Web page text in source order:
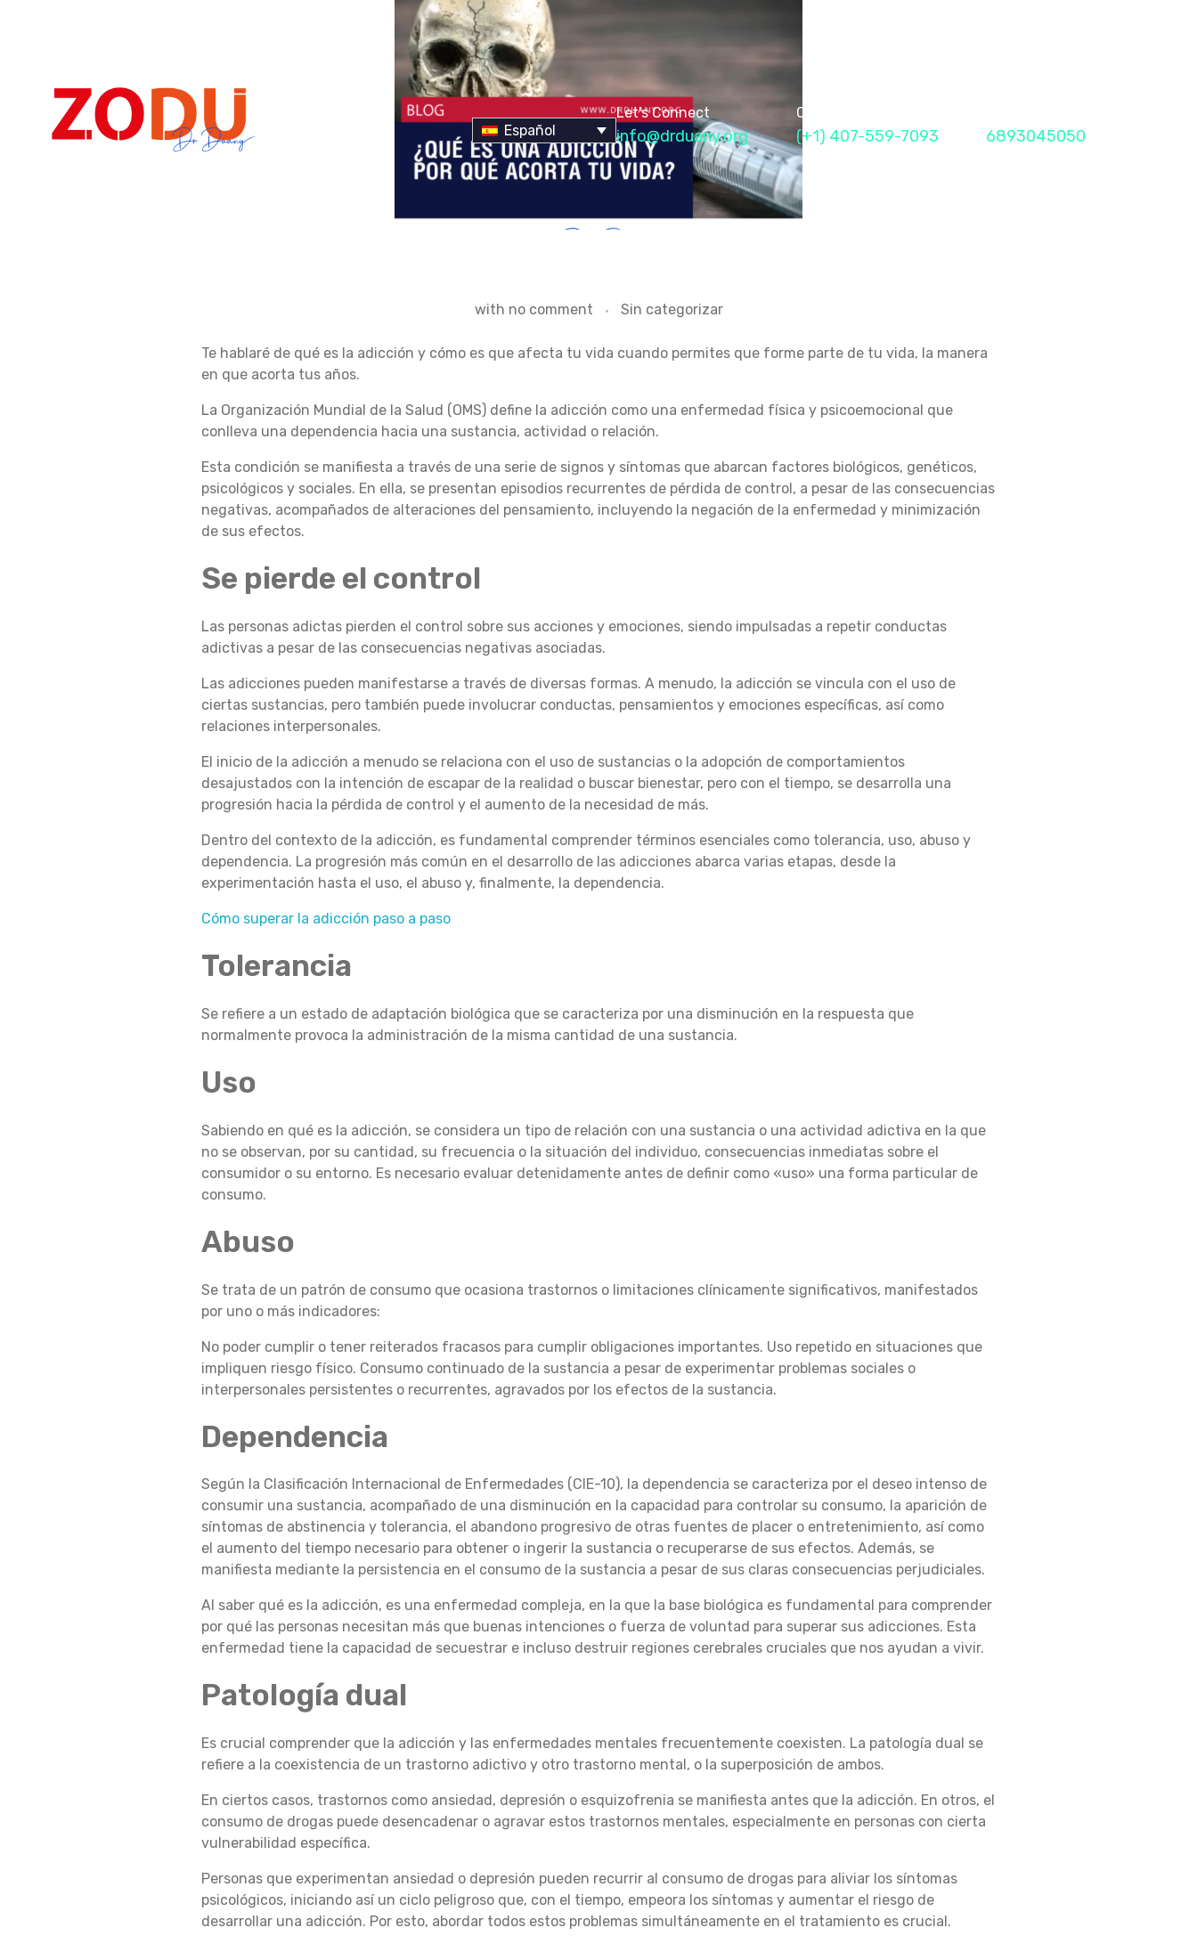
Español
Let's Connect
info@drduany.org
Call Me Now
(+1) 407-559-7093 6893045050
Q
U
É
E
S
L
A
A
D
I
C
C
I
Ó
N
Y
P
O
R
Q
U
É
A
C
with no comment Sin categorizar
Te hablaré de qué es la adicción y cómo es que afecta tu vida cuando permites que forme parte de tu vida, la manera
en que acorta tus años.
La Organización Mundial de la Salud (OMS) define la adicción como una enfermedad física y psicoemocional que
conlleva una dependencia hacia una sustancia, actividad o relación.
Esta condición se manifiesta a través de una serie de signos y síntomas que abarcan factores biológicos, genéticos,
psicológicos y sociales. En ella, se presentan episodios recurrentes de pérdida de control, a pesar de las consecuencias
negativas, acompañados de alteraciones del pensamiento, incluyendo la negación de la enfermedad y minimización
de sus efectos.
Se pierde el control
Las personas adictas pierden el control sobre sus acciones y emociones, siendo impulsadas a repetir conductas
adictivas a pesar de las consecuencias negativas asociadas.
Las adicciones pueden manifestarse a través de diversas formas. A menudo, la adicción se vincula con el uso de
ciertas sustancias, pero también puede involucrar conductas, pensamientos y emociones específicas, así como
relaciones interpersonales.
El inicio de la adicción a menudo se relaciona con el uso de sustancias o la adopción de comportamientos
desajustados con la intención de escapar de la realidad o buscar bienestar, pero con el tiempo, se desarrolla una
progresión hacia la pérdida de control y el aumento de la necesidad de más.
Dentro del contexto de la adicción, es fundamental comprender términos esenciales como tolerancia, uso, abuso y
dependencia. La progresión más común en el desarrollo de las adicciones abarca varias etapas, desde la
experimentación hasta el uso, el abuso y, finalmente, la dependencia.
Cómo superar la adicción paso a paso
Tolerancia
Se refiere a un estado de adaptación biológica que se caracteriza por una disminución en la respuesta que
normalmente provoca la administración de la misma cantidad de una sustancia.
Uso
Sabiendo en qué es la adicción, se considera un tipo de relación con una sustancia o una actividad adictiva en la que
no se observan, por su cantidad, su frecuencia o la situación del individuo, consecuencias inmediatas sobre el
consumidor o su entorno. Es necesario evaluar detenidamente antes de definir como «uso» una forma particular de
consumo.
Abuso
Se trata de un patrón de consumo que ocasiona trastornos o limitaciones clínicamente significativos, manifestados
por uno o más indicadores:
No poder cumplir o tener reiterados fracasos para cumplir obligaciones importantes. Uso repetido en situaciones que
impliquen riesgo físico. Consumo continuado de la sustancia a pesar de experimentar problemas sociales o
interpersonales persistentes o recurrentes, agravados por los efectos de la sustancia.
Dependencia
Según la Clasificación Internacional de Enfermedades (CIE-10), la dependencia se caracteriza por el deseo intenso de
consumir una sustancia, acompañado de una disminución en la capacidad para controlar su consumo, la aparición de
síntomas de abstinencia y tolerancia, el abandono progresivo de otras fuentes de placer o entretenimiento, así como
el aumento del tiempo necesario para obtener o ingerir la sustancia o recuperarse de sus efectos. Además, se
manifiesta mediante la persistencia en el consumo de la sustancia a pesar de sus claras consecuencias perjudiciales.
Al saber qué es la adicción, es una enfermedad compleja, en la que la base biológica es fundamental para comprender
por qué las personas necesitan más que buenas intenciones o fuerza de voluntad para superar sus adicciones. Esta
enfermedad tiene la capacidad de secuestrar e incluso destruir regiones cerebrales cruciales que nos ayudan a vivir.
Patología dual
Es crucial comprender que la adicción y las enfermedades mentales frecuentemente coexisten. La patología dual se
refiere a la coexistencia de un trastorno adictivo y otro trastorno mental, o la superposición de ambos.
En ciertos casos, trastornos como ansiedad, depresión o esquizofrenia se manifiesta antes que la adicción. En otros, el
consumo de drogas puede desencadenar o agravar estos trastornos mentales, especialmente en personas con cierta
vulnerabilidad específica.
Personas que experimentan ansiedad o depresión pueden recurrir al consumo de drogas para aliviar los síntomas
psicológicos, iniciando así un ciclo peligroso que, con el tiempo, empeora los síntomas y aumentar el riesgo de
desarrollar una adicción. Por esto, abordar todos estos problemas simultáneamente en el tratamiento es crucial.